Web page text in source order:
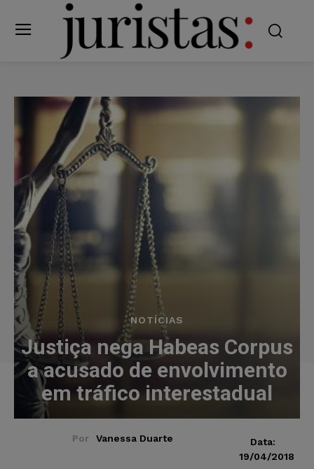
NOTÍCIAS
Justiça nega Habeas Corpus
a acusado de envolvimento
em tráfico interestadual
Por Vanessa Duarte
Data:
19/04/2018